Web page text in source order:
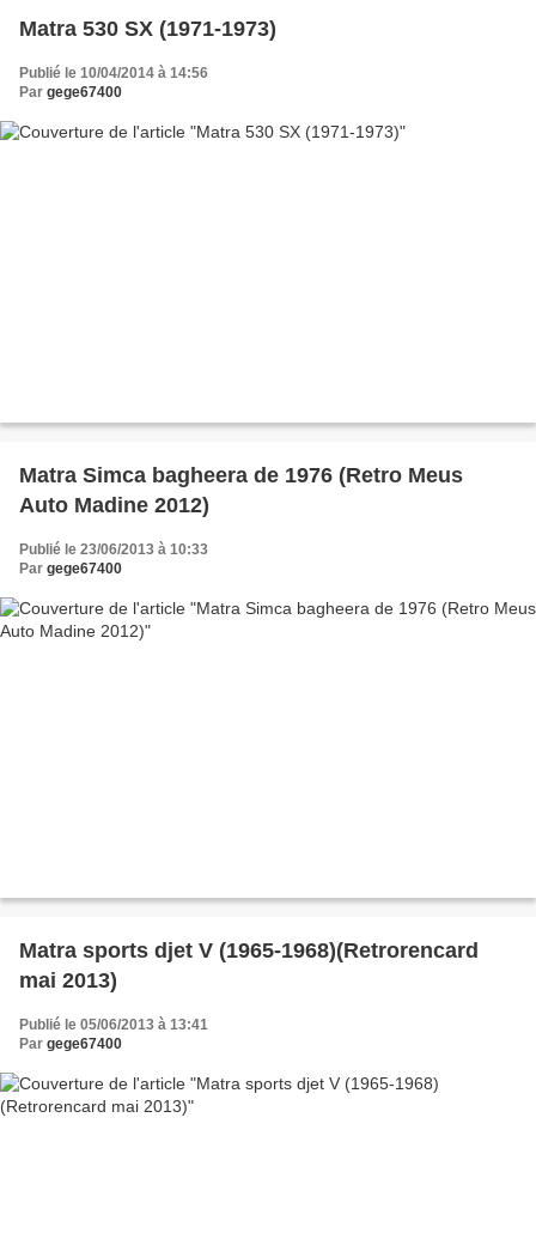
Matra 530 SX (1971-1973)
Publié le 10/04/2014 à 14:56
Par gege67400
Matra Simca bagheera de 1976 (Retro Meus
Auto Madine 2012)
Publié le 23/06/2013 à 10:33
Par gege67400
Matra sports djet V (1965-1968)(Retrorencard
mai 2013)
Publié le 05/06/2013 à 13:41
Par gege67400